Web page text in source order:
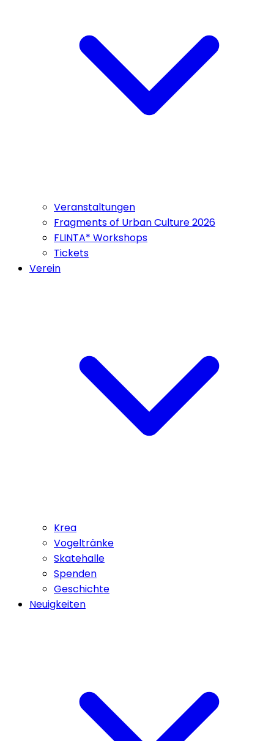
Veranstaltungen
Fragments of Urban Culture 2026
FLINTA* Workshops
Tickets
Verein
Krea
Vogeltränke
Skatehalle
Spenden
Geschichte
Neuigkeiten